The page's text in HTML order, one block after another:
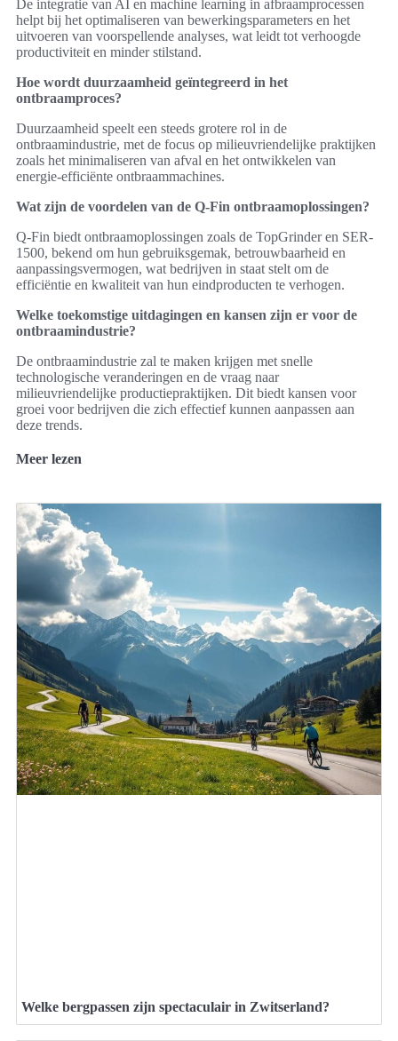
De integratie van AI en machine learning in afbraamprocessen
helpt bij het optimaliseren van bewerkingsparameters en het
uitvoeren van voorspellende analyses, wat leidt tot verhoogde
productiviteit en minder stilstand.
Hoe wordt duurzaamheid geïntegreerd in het
ontbraamproces?
Duurzaamheid speelt een steeds grotere rol in de
ontbraamindustrie, met de focus op milieuvriendelijke praktijken
zoals het minimaliseren van afval en het ontwikkelen van
energie-efficiënte ontbraammachines.
Wat zijn de voordelen van de Q-Fin ontbraamoplossingen?
Q-Fin biedt ontbraamoplossingen zoals de TopGrinder en SER-
1500, bekend om hun gebruiksgemak, betrouwbaarheid en
aanpassingsvermogen, wat bedrijven in staat stelt om de
efficiëntie en kwaliteit van hun eindproducten te verhogen.
Welke toekomstige uitdagingen en kansen zijn er voor de
ontbraamindustrie?
De ontbraamindustrie zal te maken krijgen met snelle
technologische veranderingen en de vraag naar
milieuvriendelijke productiepraktijken. Dit biedt kansen voor
groei voor bedrijven die zich effectief kunnen aanpassen aan
deze trends.
Meer lezen
Welke bergpassen zijn spectaculair in Zwitserland?